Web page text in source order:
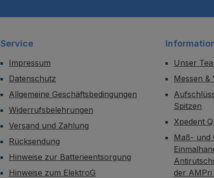
Service
Impressum
Datenschutz
Allgemeine Geschäftsbedingungen
Widerrufsbelehrungen
Versand und Zahlung
Rücksendung
Hinweise zur Batterieentsorgung
Hinweise zum ElektroG
Unser
Messen &
Spitzen
Xpedent
Maß- und
der